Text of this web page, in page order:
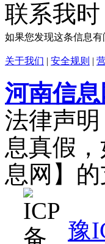
联系我
如果您发现这条信息有
关于我们 | 安全规则 |
河南信息
法律声
息真假
息网】
豫